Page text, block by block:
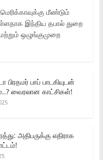
மீண்டும்
இந்திய தபால் துறை
ஒழுங்குமுறை
பாப் பாடகியுடன்
வைரலான காட்சிகள்!
அதிபருக்கு எதிராக